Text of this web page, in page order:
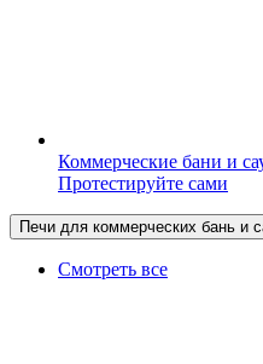
Коммерческие бани и
Протестируйте сами
Печи для коммерческих бань и
Смотреть все